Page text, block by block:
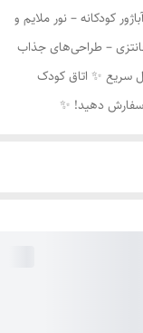
کودکانه – نور ملایم و
– طراحی‌های جذاب
سریع ✨ اتاق کودک
سفارش دهید! ✨